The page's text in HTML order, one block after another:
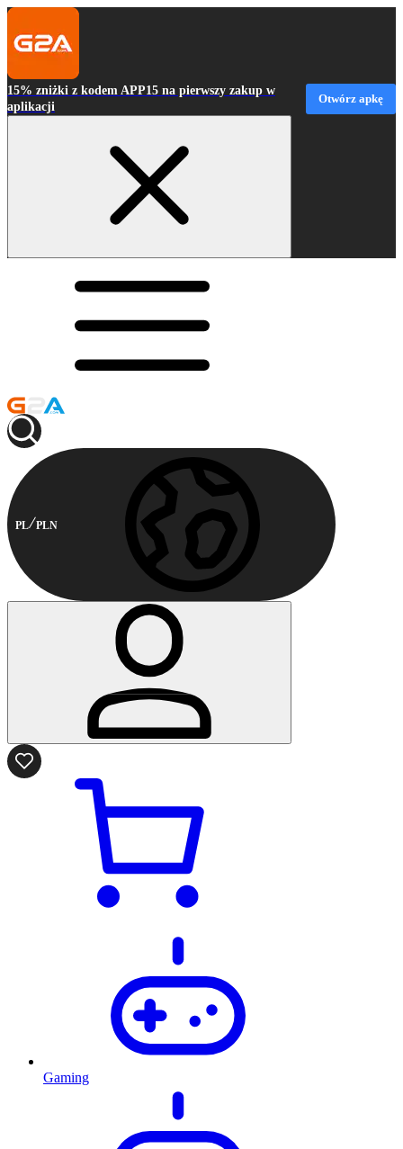
15% zniżki z kodem APP15 na pierwszy zakup w
aplikacji
Otwórz apkę
PL PLN
Gaming